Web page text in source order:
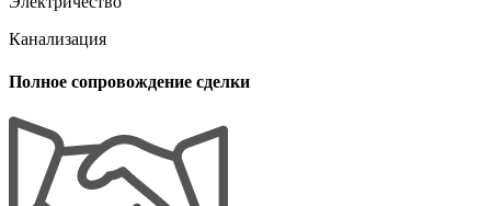
Канализация
Полное сопровождение сделки